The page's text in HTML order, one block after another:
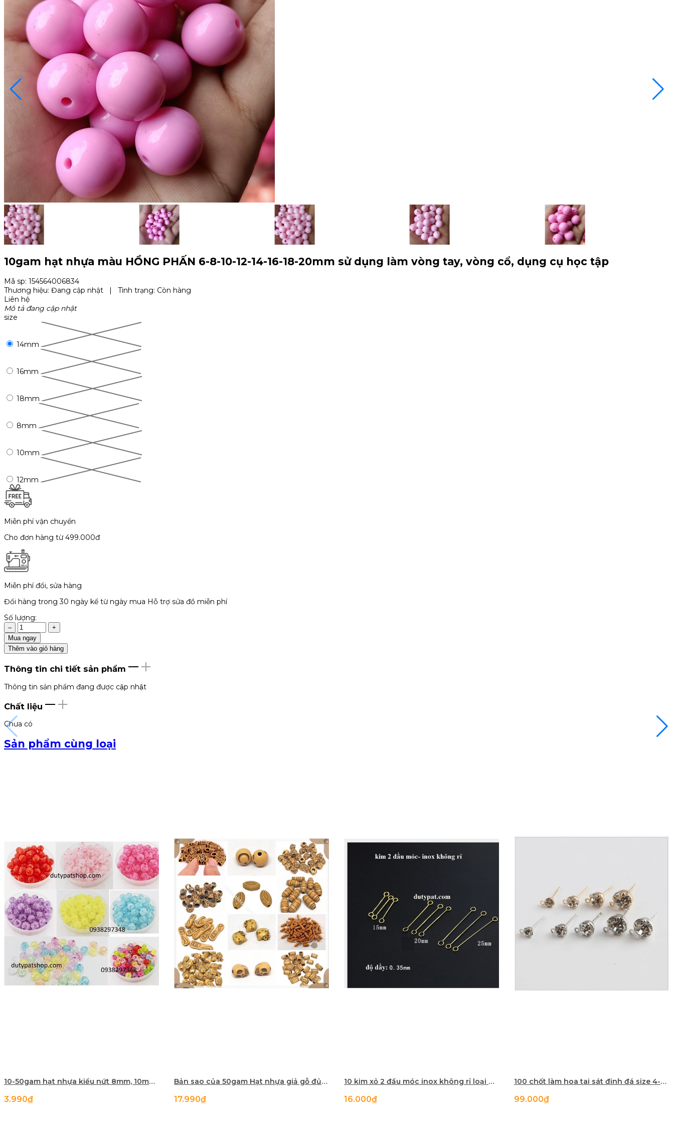
10gam hạt nhựa màu HỒNG PHẤN 6-8-10-12-14-16-18-20mm sử dụng làm vòng tay, vòng cổ, dụng cụ học tập
Mã sp: 154564006834
Thương hiệu: Đang cập nhật | Tình trạng: Còn hàng
Liên hệ
Mô tả đang cập nhật
size
14mm
16mm
18mm
8mm
10mm
12mm
Miễn phí vận chuyển
Cho đơn hàng từ 499.000đ
Miễn phí đổi, sửa hàng
Đổi hàng trong 30 ngày kể từ ngày mua Hỗ trợ sửa đồ miễn phí
Số lượng:
–
+
Mua ngay
Thêm vào giỏ hàng
Thông tin chi tiết sản phẩm
Thông tin sản phẩm đang được cập nhật
Chất liệu
Chưa có
Sản phẩm cùng loại
10-50gam hạt nhựa kiểu nứt 8mm, 10mm có lỗ xỏ làm vòng tay, vòng cổ , túi xách, làm handmade
3.990₫
Bản sao của 50gam Hạt nhựa giả gỗ đủ kiểu để làm vòng tay, vòng cổ các loại
17.990₫
10 kim xỏ 2 đầu móc inox không rỉ loại mỏng làm hoa tai
16.000₫
100 chốt làm hoa tai sát đinh đá size 4-5-6-8mm
99.000₫